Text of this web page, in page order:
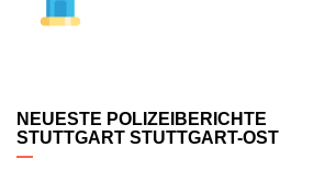
NEUESTE POLIZEIBERICHTE
STUTTGART STUTTGART-OST